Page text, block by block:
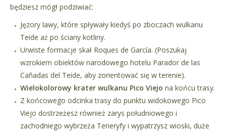
będziesz mógł podziwiać:
Jęzory lawy, które spływały kiedyś po zboczach wulkanu
Teide aż po ściany kotliny.
Urwiste formacje skał Roques de García. (Poszukaj
wzrokiem obiektów narodowego hotelu Parador de las
Cañadas del Teide, aby zorientować się w terenie).
Wielokolorowy krater wulkanu Pico Viejo na końcu trasy.
Z końcowego odcinka trasy do punktu widokowego Pico
Viejo dostrzeżesz również zarys południowego i
zachodniego wybrzeża Teneryfy i wypatrzysz wioski, duże